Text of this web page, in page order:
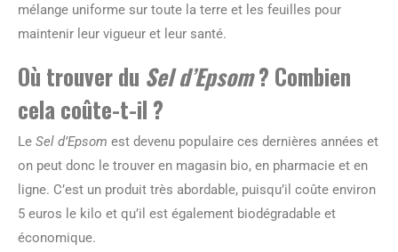
mélange uniforme sur toute la terre et les feuilles pour
maintenir leur vigueur et leur santé.
Où trouver du Sel d’Epsom? Combien
cela coûte-t-il ?
Le Sel d’Epsom est devenu populaire ces dernières années et
on peut donc le trouver en magasin bio, en pharmacie et en
ligne. C’est un produit très abordable, puisqu’il coûte environ
5 euros le kilo et qu’il est également biodégradable et
économique.